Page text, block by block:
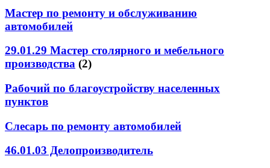
Мастер по ремонту и обслуживанию
автомобилей
29.01.29 Мастер столярного и мебельного
производства (2)
Рабочий по благоустройству населенных
пунктов
Слесарь по ремонту автомобилей
46.01.03 Делопроизводитель